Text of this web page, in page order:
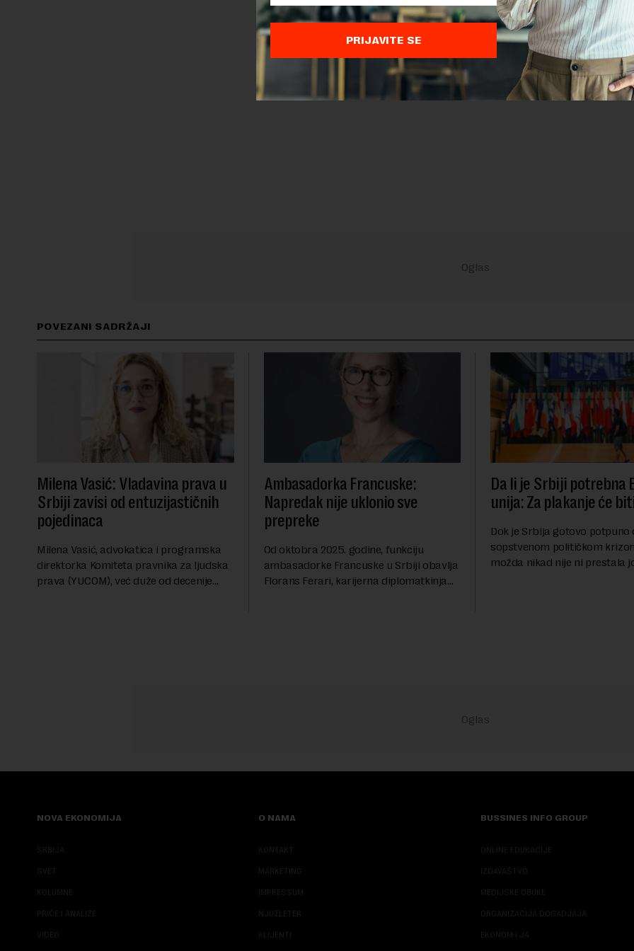
PRIJAVITE SE
POVEZANI SADRŽAJI
Milena Vasić: Vladavina prava u
Srbiji zavisi od entuzijastičnih
pojedinaca
Milena Vasić, advokatica i programska
direktorka Komiteta pravnika za ljudska
prava (YUCOM), već duže od decenije
Ambasadorka Francuske:
Napredak nije uklonio sve
prepreke
Od oktobra 2025. godine, funkciju
ambasadorke Francuske u Srbiji obavlja
Florans Ferari, karijerna diplomatkinja
Da li je Srbiji potrebna
unija: Za plakanje će
Dok je Srbija gotovo potpuno
sopstvenom političkom
možda nikad nije ni prestala
NOVA EKONOMIJA
SRBIJA
SVET
KOLUMNE
PRIČE I ANALIZE
VIDEO
O NAMA
KONTAKT
MARKETING
IMPRESSUM
NJUZLETER
KLIJENTI
BUSSINES INFO GROUP
ONLINE EDUKACIJE
IZDAVAŠTVO
MEDIJSKE OBUKE
ORGANIZACIJA DOGADJAJA
EKONOM I JA
PRIJAVITE SE